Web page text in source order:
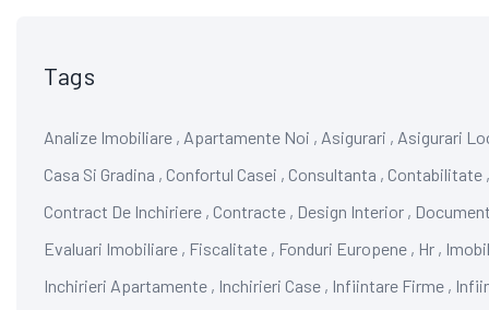
Tags
Analize Imobiliare , Apartamente Noi , Asigurari , Asigurari
Casa Si Gradina , Confortul Casei , Consultanta , Contabilitate
Contract De Inchiriere , Contracte , Design Interior ,
Evaluari Imobiliare , Fiscalitate , Fonduri Europene , Hr ,
Inchirieri Apartamente , Inchirieri Case , Infiintare Firme ,